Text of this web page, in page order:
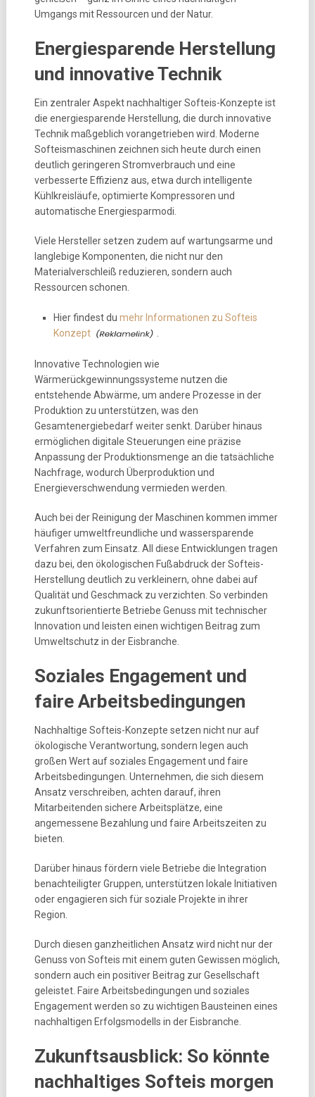
Umgangs mit Ressourcen und der Natur.
Energiesparende Herstellung
und innovative Technik
Ein zentraler Aspekt nachhaltiger Softeis-Konzepte ist
die energiesparende Herstellung, die durch innovative
Technik maßgeblich vorangetrieben wird. Moderne
Softeismaschinen zeichnen sich heute durch einen
deutlich geringeren Stromverbrauch und eine
verbesserte Effizienz aus, etwa durch intelligente
Kühlkreisläufe, optimierte Kompressoren und
automatische Energiesparmodi.
Viele Hersteller setzen zudem auf wartungsarme und
langlebige Komponenten, die nicht nur den
Materialverschleiß reduzieren, sondern auch
Ressourcen schonen.
Hier findest du mehr Informationen zu Softeis
Konzept
Innovative Technologien wie
Wärmerückgewinnungssysteme nutzen die
entstehende Abwärme, um andere Prozesse in der
Produktion zu unterstützen, was den
Gesamtenergiebedarf weiter senkt. Darüber hinaus
ermöglichen digitale Steuerungen eine präzise
Anpassung der Produktionsmenge an die tatsächliche
Nachfrage, wodurch Überproduktion und
Energieverschwendung vermieden werden.
Auch bei der Reinigung der Maschinen kommen immer
häufiger umweltfreundliche und wassersparende
Verfahren zum Einsatz. All diese Entwicklungen tragen
dazu bei, den ökologischen Fußabdruck der Softeis-
Herstellung deutlich zu verkleinern, ohne dabei auf
Qualität und Geschmack zu verzichten. So verbinden
zukunftsorientierte Betriebe Genuss mit technischer
Innovation und leisten einen wichtigen Beitrag zum
Umweltschutz in der Eisbranche.
Soziales Engagement und
faire Arbeitsbedingungen
Nachhaltige Softeis-Konzepte setzen nicht nur auf
ökologische Verantwortung, sondern legen auch
großen Wert auf soziales Engagement und faire
Arbeitsbedingungen. Unternehmen, die sich diesem
Ansatz verschreiben, achten darauf, ihren
Mitarbeitenden sichere Arbeitsplätze, eine
angemessene Bezahlung und faire Arbeitszeiten zu
bieten.
Darüber hinaus fördern viele Betriebe die Integration
benachteiligter Gruppen, unterstützen lokale Initiativen
oder engagieren sich für soziale Projekte in ihrer
Region.
Durch diesen ganzheitlichen Ansatz wird nicht nur der
Genuss von Softeis mit einem guten Gewissen möglich,
sondern auch ein positiver Beitrag zur Gesellschaft
geleistet. Faire Arbeitsbedingungen und soziales
Engagement werden so zu wichtigen Bausteinen eines
nachhaltigen Erfolgsmodells in der Eisbranche.
Zukunftsausblick: So könnte
nachhaltiges Softeis morgen